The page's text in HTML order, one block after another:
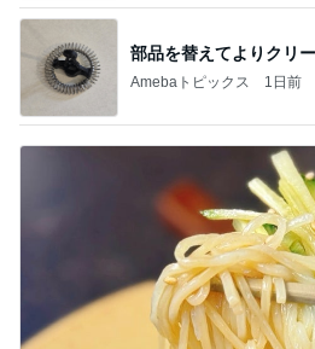
部品を替えてよりクリ
Amebaトピックス 1日前